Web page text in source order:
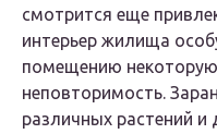
смотрится еще
интерьер жилища
помещению некоторую
неповторимость.
различных растений